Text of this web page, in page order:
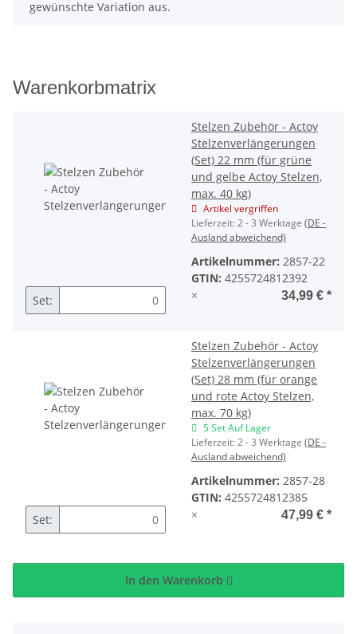
gewünschte Variation aus.
Warenkorbmatrix
Stelzen Zubehör - Actoy
Stelzenverlängerungen
(Set) 22 mm (für grüne
und gelbe Actoy Stelzen,
max. 40 kg)
Artikel vergriffen
Lieferzeit:2 - 3 Werktage (DE -
Ausland abweichend)
Artikelnummer: 2857-22
GTIN: 4255724812392
Set:
× 34,99 € *
Stelzen Zubehör - Actoy
Stelzenverlängerungen
(Set) 28 mm (für orange
und rote Actoy Stelzen,
max. 70 kg)
5 Set Auf Lager
Lieferzeit:2 - 3 Werktage (DE -
Ausland abweichend)
Artikelnummer: 2857-28
GTIN: 4255724812385
Set:
× 47,99 € *
In den Warenkorb